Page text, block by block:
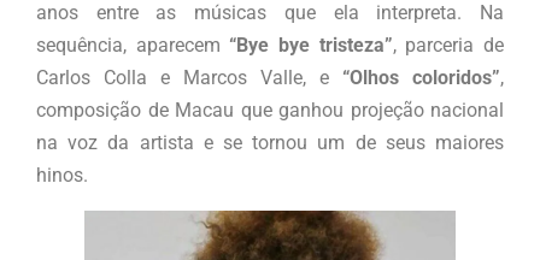
anos entre as músicas que ela interpreta. Na
sequência, aparecem “Bye bye tristeza”, parceria de
Carlos Colla e Marcos Valle, e “Olhos coloridos”,
composição de Macau que ganhou projeção nacional
na voz da artista e se tornou um de seus maiores
hinos.